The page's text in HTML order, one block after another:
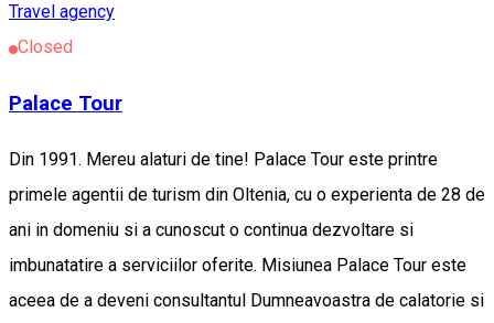
Travel agency
Closed
Palace Tour
Din 1991. Mereu alaturi de tine! Palace Tour este printre
primele agentii de turism din Oltenia, cu o experienta de 28 de
ani in domeniu si a cunoscut o continua dezvoltare si
imbunatatire a serviciilor oferite. Misiunea Palace Tour este
aceea de a deveni consultantul Dumneavoastra de calatorie si